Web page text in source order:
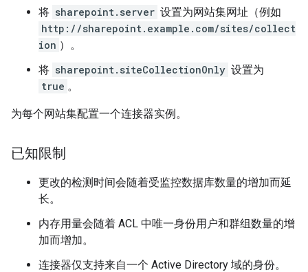
将 sharepoint.server 设置为网站集网址（例如
http://sharepoint.example.com/sites/collect
ion ）。
将 sharepoint.siteCollectionOnly 设置为
true 。
为每个网站集配置一个连接器实例。
已知限制
更改的检测时间会随着受监控数据库数量的增加而延
长。
内存用量会随着 ACL 中唯一身份用户和群组数量的增
加而增加。
连接器仅支持来自一个 Active Directory 域的身份。